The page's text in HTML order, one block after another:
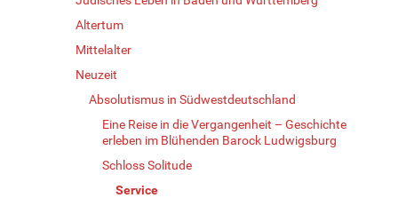
Altertum
Mittelalter
Neuzeit
Absolutismus in Südwestdeutschland
Eine Reise in die Vergangenheit – Geschichte
erleben im Blühenden Barock Ludwigsburg
Schloss Solitude
Service